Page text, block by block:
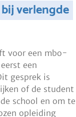
verlengde
voor een mbo-
een
gesprek is
of de student
school en om te
opleiding